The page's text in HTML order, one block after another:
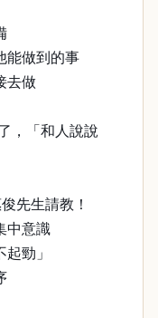
能做到的事
去做
，「和人說說
先生請教！
中意識
勁」